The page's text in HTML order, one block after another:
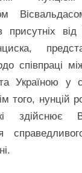
присутніх
співпраці
Україною у
того, нунцій
здійснює